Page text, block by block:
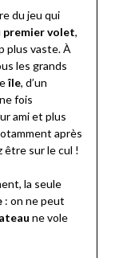
du jeu qui
premier volet,
plus vaste. À
les grands
île, d’un
fois
ami et plus
après
être sur le cul !
la seule
: on ne peut
ne vole